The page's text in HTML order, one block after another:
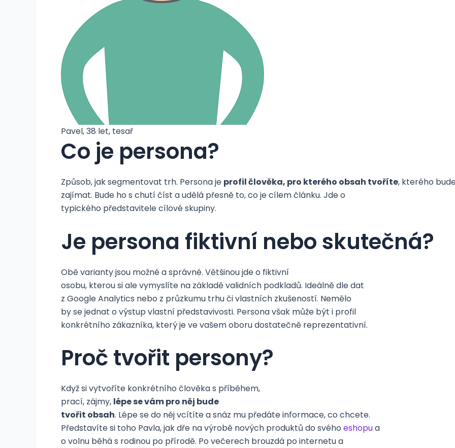
Pavel, 38 let, tesař
Co je persona?
Způsob, jak segmentovat trh. Persona je profil člověka, pro kterého obsah tvoříte, kterého
zajímat. Bude ho s chutí číst a udělá přesně to, co je cílem článku. Jde o
typického představitele cílové skupiny.
Je persona fiktivní nebo skutečná?
Obě varianty jsou možné a správné. Většinou jde o fiktivní
osobu, kterou si ale vymyslíte na základě validních podkladů. Ideálně dle dat
z Google Analytics nebo z průzkumu trhu či vlastních zkušeností. Nemělo
by se jednat o výstup vlastní představivosti. Persona však může být i profil
konkrétního zákazníka, který je ve vašem oboru dostatečně reprezentativní.
Proč tvořit persony?
Když si vytvoříte konkrétního člověka s příběhem,
prací, zájmy, lépe se vám pro něj bude
tvořit obsah. Lépe se do něj vcítíte a snáz mu předáte informace, co chcete.
Představíte si toho Pavla, jak dře na výrobě nových produktů do svého eshopua
o volnu běhá s rodinou po přírodě. Po večerech brouzdá po internetu a